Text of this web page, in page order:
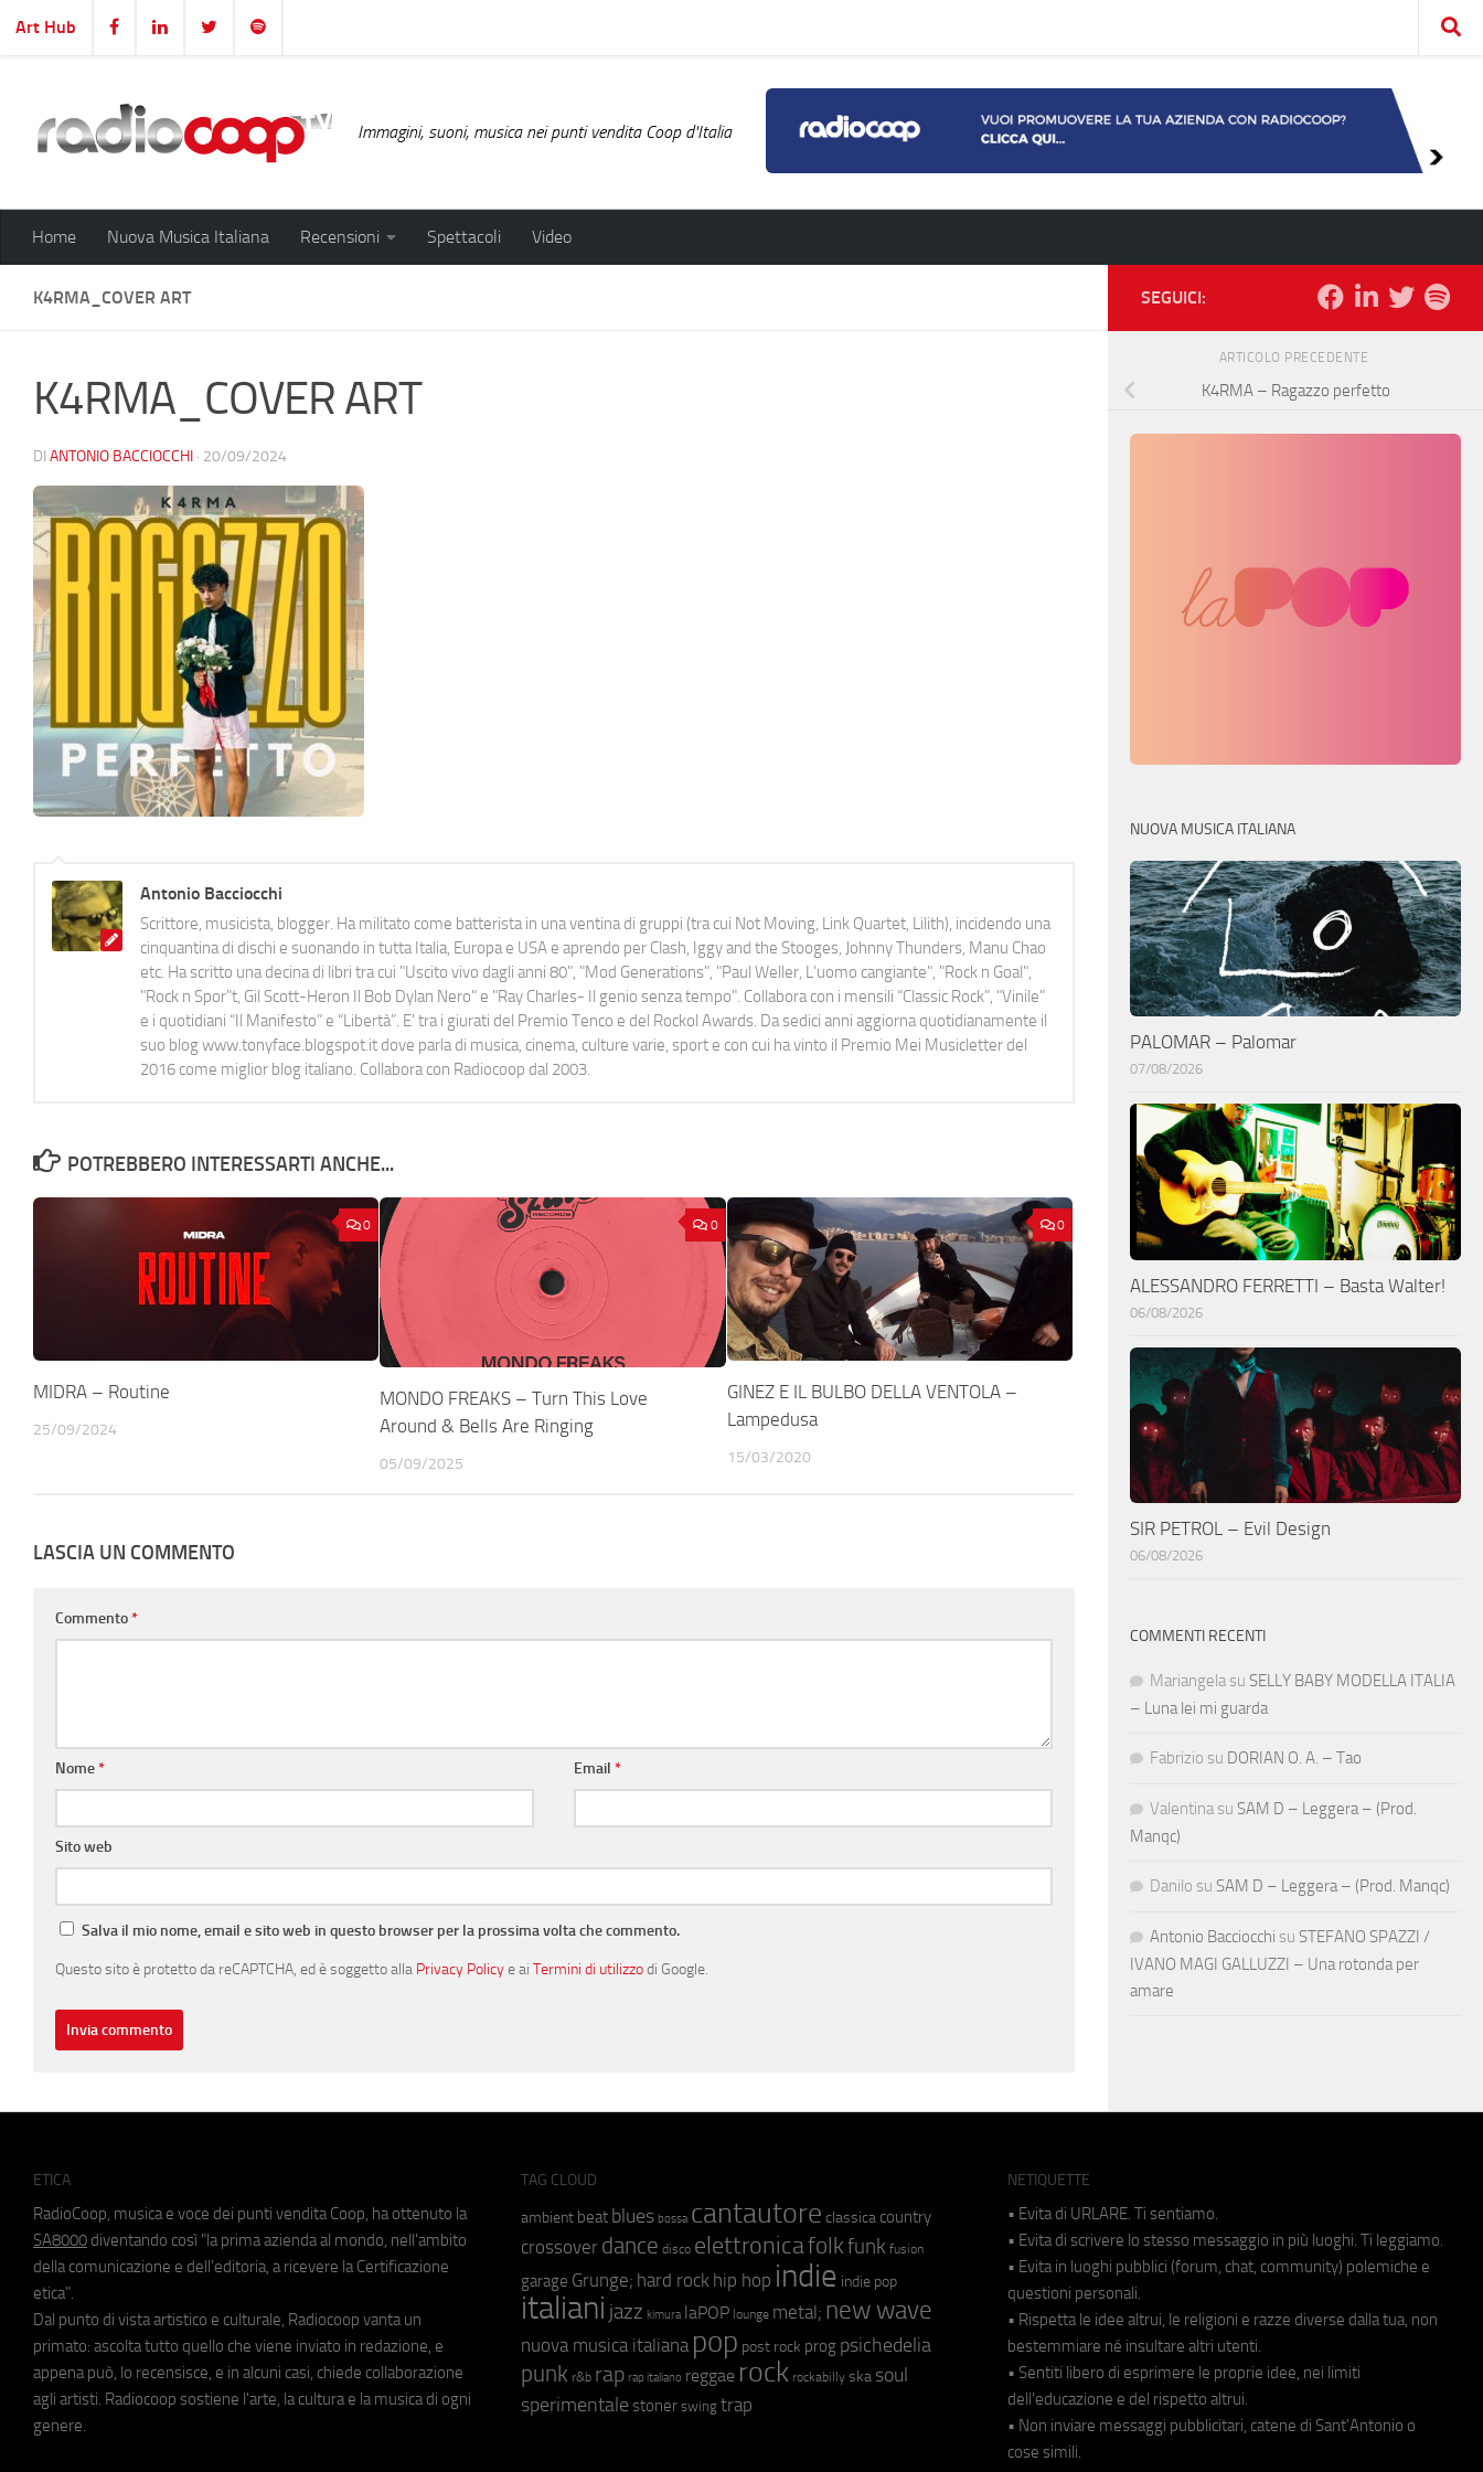
Salta al contenuto
Art Hub
Immagini, suoni, musica nei punti vendita Coop d'Italia
Home Nuova Musica Italiana Recensioni Spettacoli Video
K4RMA_COVER ART
K4RMA_COVER ART
DI ANTONIO BACCIOCCHI · 20/09/2024
Antonio Bacciocchi
Scrittore, musicista, blogger. Ha militato come batterista in una ventina di gruppi (tra cui Not Moving, Link Quartet, Lilith), incidendo una
cinquantina di dischi e suonando in tutta Italia, Europa e USA e aprendo per Clash, Iggy and the Stooges, Johnny Thunders, Manu Chao
etc. Ha scritto una decina di libri tra cui "Uscito vivo dagli anni 80", "Mod Generations", "Paul Weller, L’uomo cangiante", "Rock n Goal",
"Rock n Spor"t, Gil Scott-Heron Il Bob Dylan Nero" e "Ray Charles- Il genio senza tempo". Collabora con i mensili “Classic Rock”, "Vinile"
e i quotidiani “Il Manifesto” e “Libertà”. E' tra i giurati del Premio Tenco e del Rockol Awards. Da sedici anni aggiorna quotidianamente il
suo blog www.tonyface.blogspot.it dove parla di musica, cinema, culture varie, sport e con cui ha vinto il Premio Mei Musicletter del
2016 come miglior blog italiano. Collabora con Radiocoop dal 2003.
POTREBBERO INTERESSARTI ANCHE...
0
MIDRA – Routine
25/09/2024
0
MONDO FREAKS – Turn This Love
Around & Bells Are Ringing
05/09/2025
0
GINEZ E IL BULBO DELLA VENTOLA –
Lampedusa
15/03/2020
LASCIA UN COMMENTO
Commento*
Nome* Email*
Sito web
Salva il mio nome, email e sito web in questo browser per la prossima volta che commento.
Questo sito è protetto da reCAPTCHA, ed è soggetto alla Privacy Policye ai Termini di utilizzodi Google.
SEGUICI:
ARTICOLO PRECEDENTE
K4RMA – Ragazzo perfetto
NUOVA MUSICA ITALIANA
PALOMAR – Palomar
07/08/2026
ALESSANDRO FERRETTI – Basta Walter!
06/08/2026
SIR PETROL – Evil Design
06/08/2026
COMMENTI RECENTI
Mariangela su SELLY BABY MODELLA ITALIA
– Luna lei mi guarda
Fabrizio su DORIAN O. A. – Tao
Valentina su SAM D – Leggera – (Prod.
Manqc)
Danilo su SAM D – Leggera – (Prod. Manqc)
Antonio Bacciocchi su STEFANO SPAZZI /
IVANO MAGI GALLUZZI – Una rotonda per
amare
ETICA
RadioCoop, musica e voce dei punti vendita Coop, ha ottenuto la
SA8000 diventando così "la prima azienda al mondo, nell'ambito
della comunicazione e dell'editoria, a ricevere la Certificazione
etica".
Dal punto di vista artistico e culturale, Radiocoop vanta un
primato: ascolta tutto quello che viene inviato in redazione, e
appena può, lo recensisce, e in alcuni casi, chiede collaborazione
agli artisti. Radiocoop sostiene l'arte, la cultura e la musica di ogni
genere.
TAG CLOUD
ambient beat blues bossa cantautore classica country
crossover dance disco elettronicafolkfunk fusion
garage Grunge; hard rock hip hop indie indie pop
italiani jazz kimura laPOP lounge metal; new wave
nuova musica italiana pop post rock prog psichedelia
punk r&b rap rap italiano reggae rock rockabilly ska soul
sperimentale stoner swing trap
NETIQUETTE
• Evita di URLARE. Ti sentiamo.
• Evita di scrivere lo stesso messaggio in più luoghi. Ti leggiamo.
• Evita in luoghi pubblici (forum, chat, community) polemiche e
questioni personali.
• Rispetta le idee altrui, le religioni e razze diverse dalla tua, non
bestemmiare né insultare altri utenti.
• Sentiti libero di esprimere le proprie idee, nei limiti
dell'educazione e del rispetto altrui.
• Non inviare messaggi pubblicitari, catene di Sant'Antonio o
cose simili.